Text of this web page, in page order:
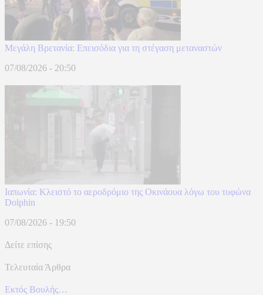
Μεγάλη Βρετανία: Επεισόδια για τη στέγαση μεταναστών
07/08/2026 - 20:50
Ιαπωνία: Κλειστό το αεροδρόμιο της Οκινάουα λόγω του τυφώνα
Dolphin
07/08/2026 - 19:50
Δείτε επίσης
Τελευταία Άρθρα
Εκτός Βουλής…